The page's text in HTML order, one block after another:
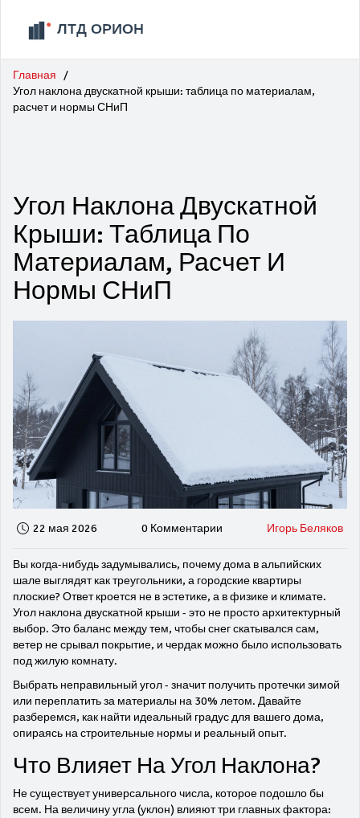
Главная
Угол наклона двускатной крыши: таблица по материалам,
расчет и нормы СНиП
Угол Наклона Двускатной
Крыши: Таблица По
Материалам, Расчет И
Нормы СНиП
22 мая 2026 0 Комментарии Игорь Беляков
Вы когда-нибудь задумывались, почему дома в альпийских
шале выглядят как треугольники, а городские квартиры
плоские? Ответ кроется не в эстетике, а в физике и климате.
Угол наклона двускатной крыши - это не просто архитектурный
выбор. Это баланс между тем, чтобы снег скатывался сам,
ветер не срывал покрытие, и чердак можно было использовать
под жилую комнату.
Выбрать неправильный угол - значит получить протечки зимой
или переплатить за материалы на 30% летом. Давайте
разберемся, как найти идеальный градус для вашего дома,
опираясь на строительные нормы и реальный опыт.
Что Влияет На Угол Наклона?
Не существует универсального числа, которое подошло бы
всем. На величину угла (уклон) влияют три главных фактора: